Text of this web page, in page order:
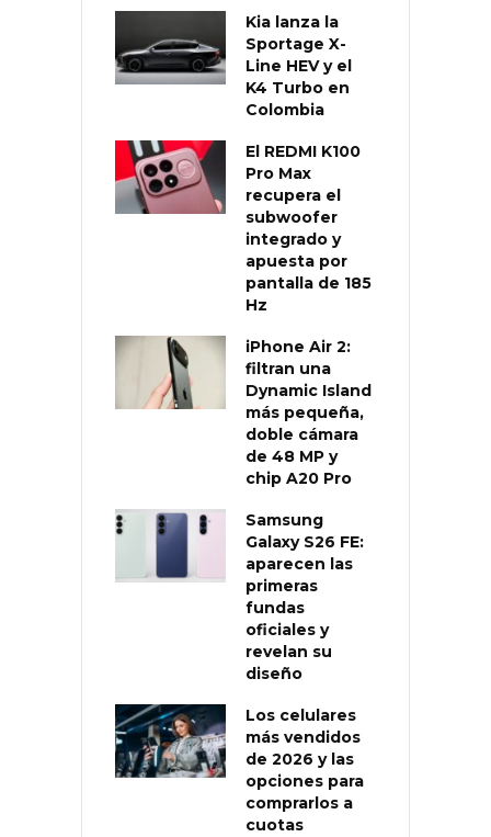
Kia lanza la
Sportage X-
Line HEV y el
K4 Turbo en
Colombia
El REDMI K100
Pro Max
recupera el
subwoofer
integrado y
apuesta por
pantalla de 185
Hz
iPhone Air 2:
filtran una
Dynamic Island
más pequeña,
doble cámara
de 48 MP y
chip A20 Pro
Samsung
Galaxy S26 FE:
aparecen las
primeras
fundas
oficiales y
revelan su
diseño
Los celulares
más vendidos
de 2026 y las
opciones para
comprarlos a
cuotas